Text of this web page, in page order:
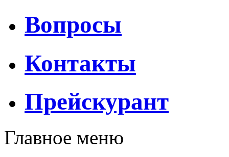
Вопросы
Контакты
Прейскурант
Главное меню